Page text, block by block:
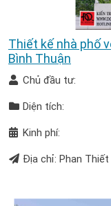
Thiết kế nhà phố
Bình Thuận
Chủ đầu tư:
Diện tích:
Kinh phí:
Địa chỉ: Phan